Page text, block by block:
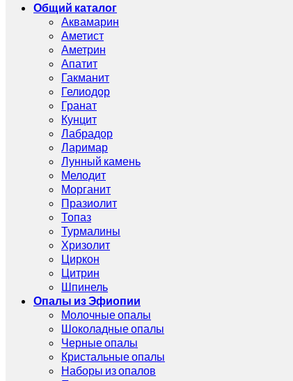
Общий каталог
Аквамарин
Аметист
Аметрин
Апатит
Гакманит
Гелиодор
Гранат
Кунцит
Лабрадор
Ларимар
Лунный камень
Мелодит
Морганит
Празиолит
Топаз
Турмалины
Хризолит
Циркон
Цитрин
Шпинель
Опалы из Эфиопии
Молочные опалы
Шоколадные опалы
Черные опалы
Кристальные опалы
Наборы из опалов